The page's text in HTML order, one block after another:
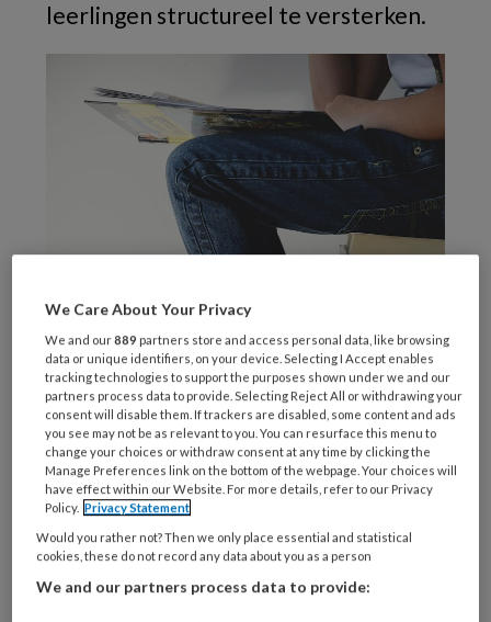
leerlingen structureel te versterken.
Foto door Gaelle Marcel
Het is een feit: een leerling die beter in zijn vel
zit, kan beter leren en functioneren. Op school
en daarbuiten. En om lekker in je vel te zitten
We Care About Your Privacy
We and our889 partners store and access personal data, like browsing
data or unique identifiers, on your device. Selecting I Accept enables
tracking technologies to support the purposes shown under we and our
partners process data to provide. Selecting Reject All or withdrawing your
consent will disable them. If trackers are disabled, some content and ads
you see may not be as relevant to you. You can resurface this menu to
change your choices or withdraw consent at any time by clicking the
Manage Preferences link on the bottom of the webpage. Your choices will
have effect within our Website. For more details, refer to our Privacy
Policy. Privacy Statement
Would you rather not? Then we only place essential and statistical
cookies, these do not record any data about you as a person
We and our partners process data to provide: